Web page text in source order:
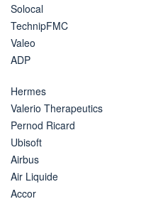
Solocal
TechnipFMC
Valeo
ADP
Hermes
Valerio Therapeutics
Pernod Ricard
Ubisoft
Airbus
Air Liquide
Accor